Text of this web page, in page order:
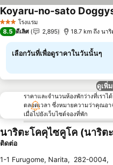
3 ดาว โรงแรม
Koyaru-no-sato
8.5 ดีเลิศ 2,895 18.7 km ถึง นา
เลือกวันที่เพื่อดูราคาในวันนั้นๆ
ดูเพิ่
ราคาและจำนวนห้องพักว่างที่เราไ
ตลอดเวลา ซึ่งหมายความว่าคุณอ
เมื่อไปยังเว็บไซต์จองที่พัก
นาริตะโคคุไซคูโค (นาริต
ติดต่อ
1-1 Furugome, Narita, 282-0004,